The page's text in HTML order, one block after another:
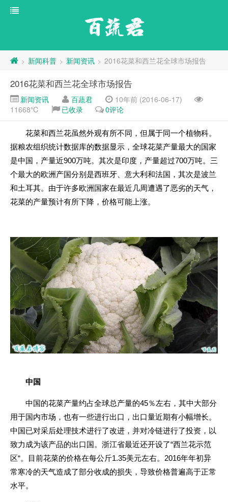
百蔬君
> 新闻科普 > 新闻资讯 > 2016花菜和西兰花全球市场报告
2016花菜和西兰花全球市场报告
新闻资讯 百蔬君
10年前 (2016-06-17)
11668℃
已收录 0评论
花菜和西兰花虽然外观有所不同，但属于同一个植物科。
据粮农组织统计数据库的数据显示，全球花菜产量最大的国家
是中国，产量近900万吨。其次是印度，产量超过700万吨。三
个最大的欧洲产国分别是西班牙、意大利和法国，其次是波兰
和土耳其。由于许多欧洲国家在最近几周遭遇了恶劣的天气，
花菜的产量预计有所下降，价格可能上涨。
中国
中国的花菜产量约占全球总产量的45％左右，其中大部分
用于国内市场，也有一些进行出口，出口量近期有小幅增长。
中国已对采后处理技术进行了改进，并对冷链进行了投资，以
致力成为该产品的出口国。浙江省最近还开设了“西兰花示范
区“。目前花菜的价格在每公斤1.35美元左右。 2016年年初异
常寒冷的天气造成了部分收成的损失，导致价格普遍高于正常
水平。